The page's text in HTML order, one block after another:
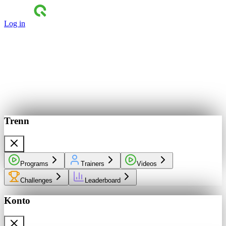
Log in
Trenn
Programs Trainers Videos
Challenges Leaderboard
Konto